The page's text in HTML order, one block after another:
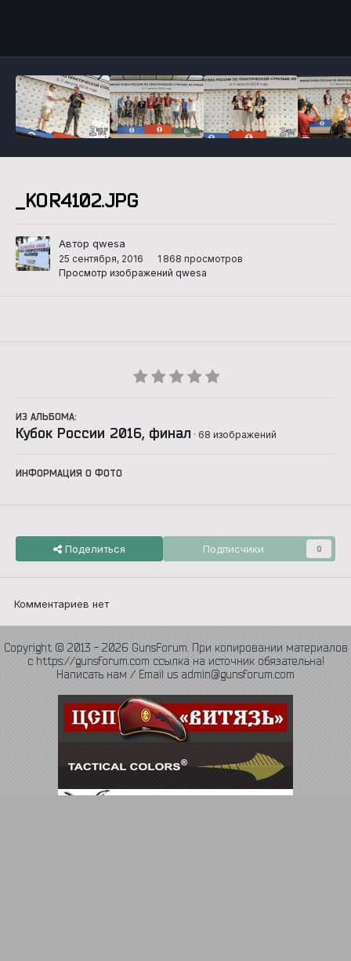
_KOR4102.JPG
Автор qwesa
25 сентября, 2016
1 868 просмотров
Просмотр изображений qwesa
ИЗ АЛЬБОМА:
Кубок России 2016, финал · 68 изображений
ИНФОРМАЦИЯ О ФОТО
Поделиться Подписчики 0
Комментариев нет
Copyright © 2013 - 2026 GunsForum. При копировании материалов
с https://gunsforum.com ссылка на источник обязательна!
Написать нам / Email us admin@gunsforum.com